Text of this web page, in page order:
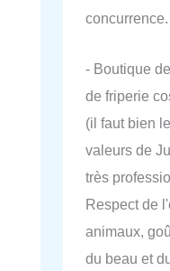
- Boutique
de friperie
(il faut bien
valeurs de
très
Respect de
animaux,
du beau et